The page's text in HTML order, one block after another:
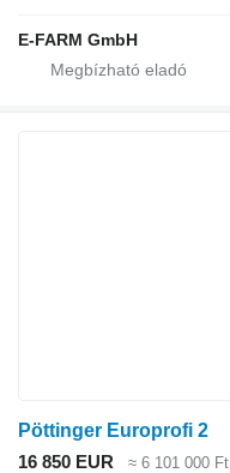
E-FARM GmbH
Pöttinger Europrofi 2
16 850 EUR
≈ 6 101 000 Ft